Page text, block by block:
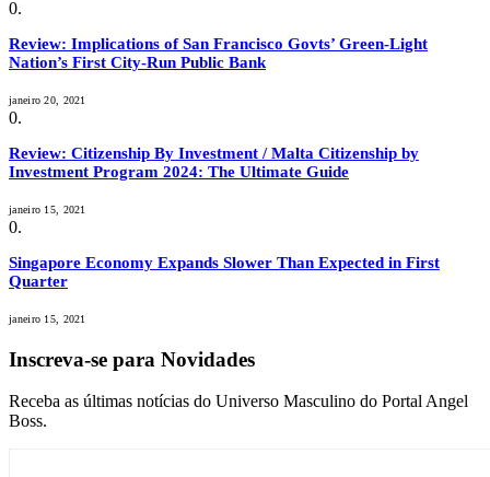
Review: Implications of San Francisco Govts’ Green-Light
Nation’s First City-Run Public Bank
janeiro 20, 2021
Review: Citizenship By Investment / Malta Citizenship by
Investment Program 2024: The Ultimate Guide
janeiro 15, 2021
Singapore Economy Expands Slower Than Expected in First
Quarter
janeiro 15, 2021
Inscreva-se para Novidades
Receba as últimas notícias do Universo Masculino do Portal Angel
Boss.